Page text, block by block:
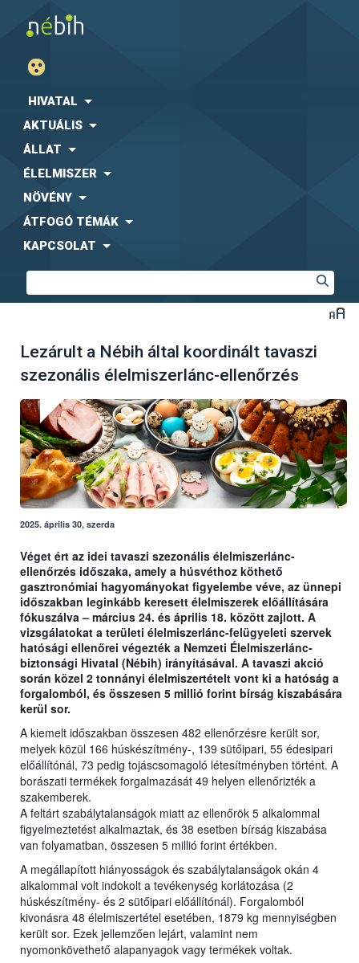
HIVATAL
AKTUÁLIS
ÁLLAT
ÉLELMISZER
NÖVÉNY
ÁTFOGÓ TÉMÁK
KAPCSOLAT
Lezárult a Nébih által koordinált tavaszi
szezonális élelmiszerlánc-ellenőrzés
2025. április 30, szerda
Véget ért az idei tavaszi szezonális élelmiszerlánc-
ellenőrzés időszaka, amely a húsvéthoz köthető
gasztronómiai hagyományokat figyelembe véve, az ünnepi
időszakban leginkább keresett élelmiszerek előállítására
fókuszálva – március 24. és április 18. között zajlott. A
vizsgálatokat a területi élelmiszerlánc-felügyeleti szervek
hatósági ellenőrei végezték a Nemzeti Élelmiszerlánc-
biztonsági Hivatal (Nébih) irányításával. A tavaszi akció
során közel 2 tonnányi élelmiszertételt vont ki a hatóság a
forgalomból, és összesen 5 millió forint bírság kiszabására
kerül sor.
A kiemelt időszakban összesen 482 ellenőrzésre került sor,
melyek közül 166 húskészítmény-, 139 sütőipari, 55 édesipari
előállítónál, 73 pedig tojáscsomagoló létesítményben történt. A
borászati termékek forgalmazását 49 helyen ellenőrizték a
szakemberek.
A feltárt szabálytalanságok miatt az ellenőrök 5 alkalommal
figyelmeztetést alkalmaztak, és 38 esetben bírság kiszabása
van folyamatban, összesen 5 millió forint értékben.
A megállapított hiányosságok és szabálytalanságok okán 4
alkalommal volt indokolt a tevékenység korlátozása (2
húskészítmény- és 2 sütőipari előállítónál). Forgalomból
kivonásra 48 élelmiszertétel esetében, 1879 kg mennyiségben
került sor. Ezek jellemzően lejárt, valamint nem
nyomonkövethető alapanyagok vagy termékek voltak.